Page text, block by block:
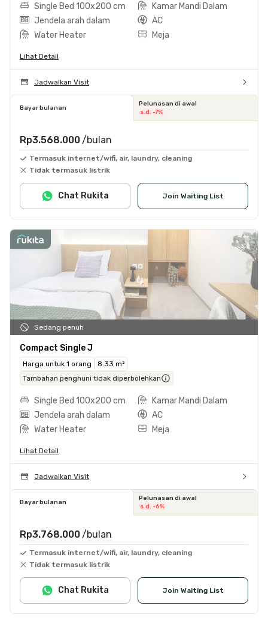
Single Bed 100x200 cm
Kamar Mandi Dalam
Jendela arah dalam
AC
Water Heater
Meja
Lihat Detail
Jadwalkan Visit
Bayar bulanan
Pelunasan di awal
s.d. -7%
Rp3.568.000 /bulan
Termasuk internet/wifi, air, laundry, cleaning
Tidak termasuk listrik
Join Waiting List
Chat Rukita
Sedang penuh
Compact Single J
Harga untuk 1 orang
8.33 m²
Tambahan penghuni tidak diperbolehkan
Single Bed 100x200 cm
Kamar Mandi Dalam
Jendela arah dalam
AC
Water Heater
Meja
Lihat Detail
Jadwalkan Visit
Bayar bulanan
Pelunasan di awal
s.d. -6%
Rp3.768.000 /bulan
Termasuk internet/wifi, air, laundry, cleaning
Tidak termasuk listrik
Join Waiting List
Chat Rukita